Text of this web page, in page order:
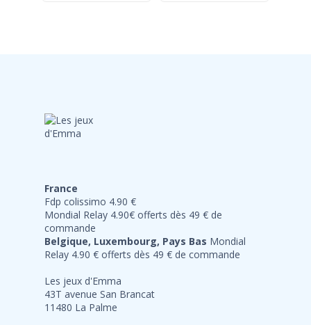
France
Fdp colissimo 4.90 €
Mondial Relay 4.90€ offerts dès 49 € de
commande
Belgique, Luxembourg, Pays Bas Mondial
Relay 4.90 € offerts dès 49 € de commande
Les jeux d'Emma
43T avenue San Brancat
11480 La Palme